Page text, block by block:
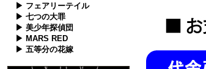
▶ フェアリーテイル
▶ 七つの大罪
▶ 美少年探偵団
▶ MARS RED
▶ 五等分の花嫁